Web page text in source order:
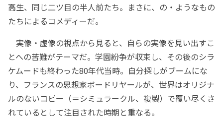
高生、同じ二ツ目の半人前たち。まさに、の・ようなもの
たちによるコメディーだ。
実像・虚像の視点から見ると、自らの実像を見い出すこ
とへの苦難がテーマだ。学園紛争が収束し、その後のシラ
ケムードも終わった80年代当時。自分探しがブームにな
り、フランスの思想家ボードリヤールが、世界はオリジナ
ルのないコピー（＝シミュラークル、複製）で覆い尽くさ
れているとして注目された時期と重なる。